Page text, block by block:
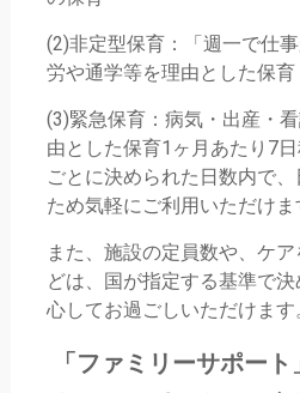
(2)非定型保育：「週一で仕
労や通学等を理由とした保育
(3)緊急保育：病気・出産・
由とした保育1ヶ月あたり7
ごとに決められた日数内で
ため気軽にご利用いただけま
また、施設の定員数や、ケ
どは、国が指定する基準で
心してお過ごしいただけます
「ファミリーサポー